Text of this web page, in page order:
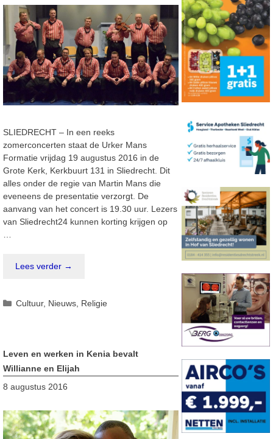
SLIEDRECHT – In een reeks
zomerconcerten staat de Urker Mans
Formatie vrijdag 19 augustus 2016 in de
Grote Kerk, Kerkbuurt 131 in Sliedrecht. Dit
alles onder de regie van Martin Mans die
eveneens de presentatie verzorgt. De
aanvang van het concert is 19.30 uur. Lezers
van Sliedrecht24 kunnen korting krijgen op
Lees verder →
Categorieën
Cultuur, Nieuws Religie
Leven en werken in Kenia bevalt
Willianne en Elijah
8 augustus 2016